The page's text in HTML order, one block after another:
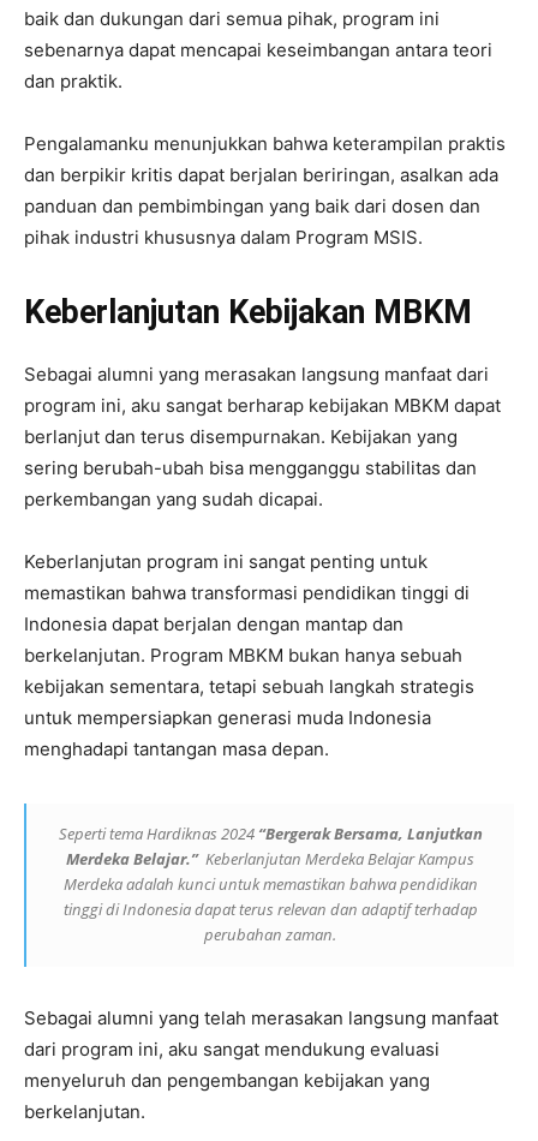
baik dan dukungan dari semua pihak, program ini
sebenarnya dapat mencapai keseimbangan antara teori
dan praktik.
Pengalamanku menunjukkan bahwa keterampilan praktis
dan berpikir kritis dapat berjalan beriringan, asalkan ada
panduan dan pembimbingan yang baik dari dosen dan
pihak industri khususnya dalam Program MSIS.
Keberlanjutan Kebijakan MBKM
Sebagai alumni yang merasakan langsung manfaat dari
program ini, aku sangat berharap kebijakan MBKM dapat
berlanjut dan terus disempurnakan. Kebijakan yang
sering berubah-ubah bisa mengganggu stabilitas dan
perkembangan yang sudah dicapai.
Keberlanjutan program ini sangat penting untuk
memastikan bahwa transformasi pendidikan tinggi di
Indonesia dapat berjalan dengan mantap dan
berkelanjutan. Program MBKM bukan hanya sebuah
kebijakan sementara, tetapi sebuah langkah strategis
untuk mempersiapkan generasi muda Indonesia
menghadapi tantangan masa depan.
Seperti tema Hardiknas 2024 “Bergerak Bersama, Lanjutkan
Merdeka Belajar.” Keberlanjutan Merdeka Belajar Kampus
Merdeka adalah kunci untuk memastikan bahwa pendidikan
tinggi di Indonesia dapat terus relevan dan adaptif terhadap
perubahan zaman.
Sebagai alumni yang telah merasakan langsung manfaat
dari program ini, aku sangat mendukung evaluasi
menyeluruh dan pengembangan kebijakan yang
berkelanjutan.